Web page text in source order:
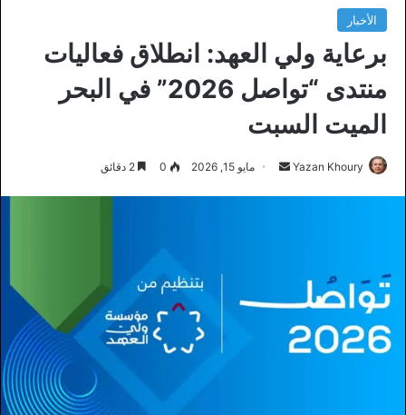
الأخبار
برعاية ولي العهد: انطلاق فعاليات
منتدى “تواصل 2026” في البحر
الميت السبت
Yazan Khoury
أرسل مايو 15, 2026 0